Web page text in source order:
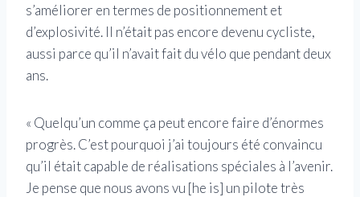
s’améliorer en termes de positionnement et
d’explosivité. Il n’était pas encore devenu cycliste,
aussi parce qu’il n’avait fait du vélo que pendant deux
ans.
« Quelqu’un comme ça peut encore faire d’énormes
progrès. C’est pourquoi j’ai toujours été convaincu
qu’il était capable de réalisations spéciales à l’avenir.
Je pense que nous avons vu [he is] un pilote très